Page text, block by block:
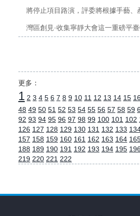
將停止項目路演，評委將根據手藝
灣區創見·收集寧靜大會這一重磅平臺
更多：
1 2 3 4 5 6 7 8 9 10 11 12 13 14 15
48 49 50 51 52 53 54 55 56 57 58 59
92 93 94 95 96 97 98 99 100 101 102
126 127 128 129 130 131 132 133
157 158 159 160 161 162 163 164
188 189 190 191 192 193 194 195
219 220 221 222